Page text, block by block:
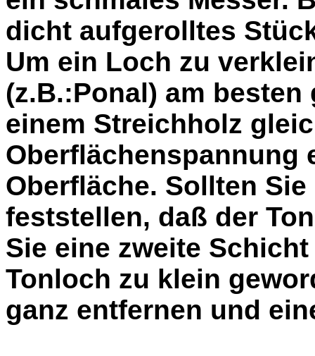
dicht aufgerolltes
Um ein Loch zu
(z.B.:Ponal) am
einem Streichholz
Oberflächenspannung
Oberfläche. Sollten
feststellen, daß der
Sie eine zweite
Tonloch zu klein
ganz entfernen und